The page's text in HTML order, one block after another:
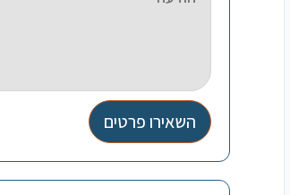
השאירו פרטים